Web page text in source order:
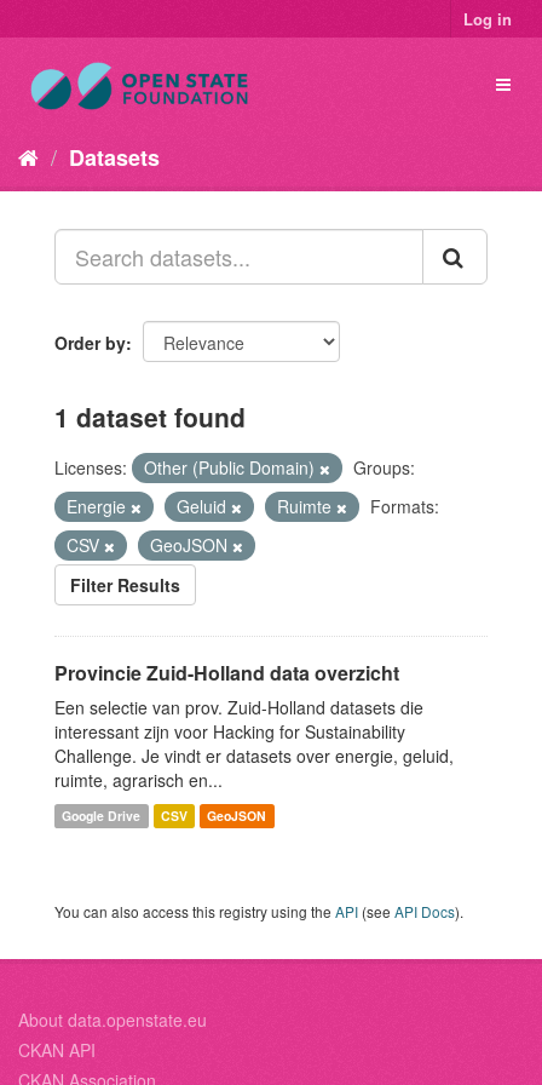
Log in
Datasets
Order by
1 dataset found
Licenses: Other (Public Domain)
Groups:
Energie
Geluid Ruimte
Formats:
CSV
GeoJSON
Filter Results
Provincie Zuid-Holland data overzicht
Een selectie van prov. Zuid-Holland datasets die
interessant zijn voor Hacking for Sustainability
Challenge. Je vindt er datasets over energie, geluid,
ruimte, agrarisch en...
Google Drive CSV GeoJSON
You can also access this registry using the API (see API Docs).
About data.openstate.eu
CKAN API
CKAN Association